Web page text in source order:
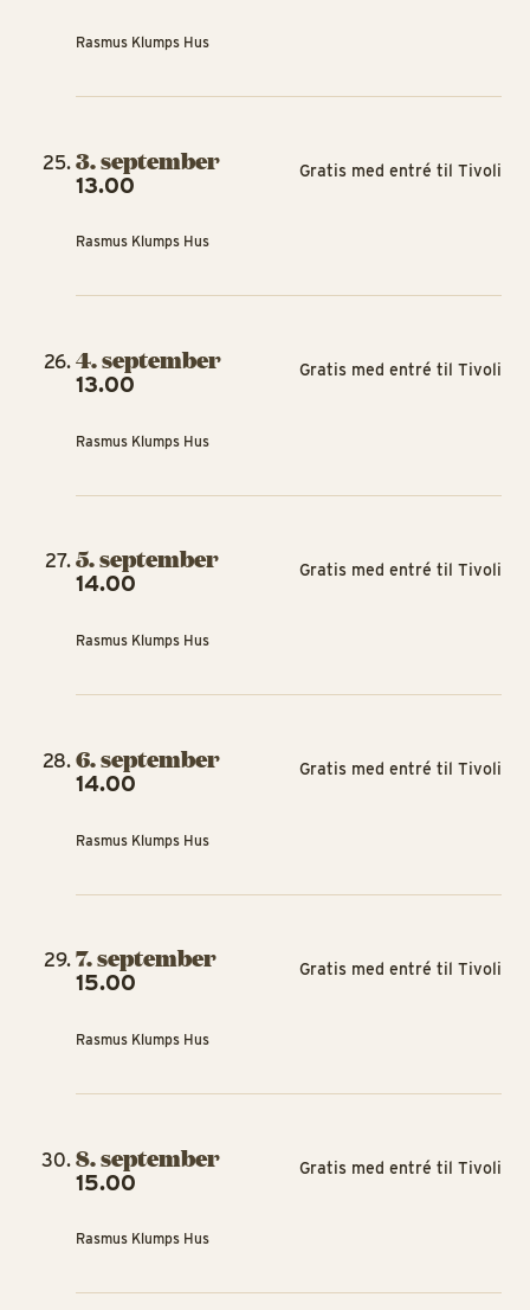
Rasmus Klumps Hus
3. september
13.00
Rasmus Klumps Hus
Gratis med entré til Tivoli
4. september
13.00
Rasmus Klumps Hus
Gratis med entré til Tivoli
5. september
14.00
Rasmus Klumps Hus
Gratis med entré til Tivoli
6. september
14.00
Rasmus Klumps Hus
Gratis med entré til Tivoli
7. september
15.00
Rasmus Klumps Hus
Gratis med entré til Tivoli
8. september
15.00
Rasmus Klumps Hus
Gratis med entré til Tivoli